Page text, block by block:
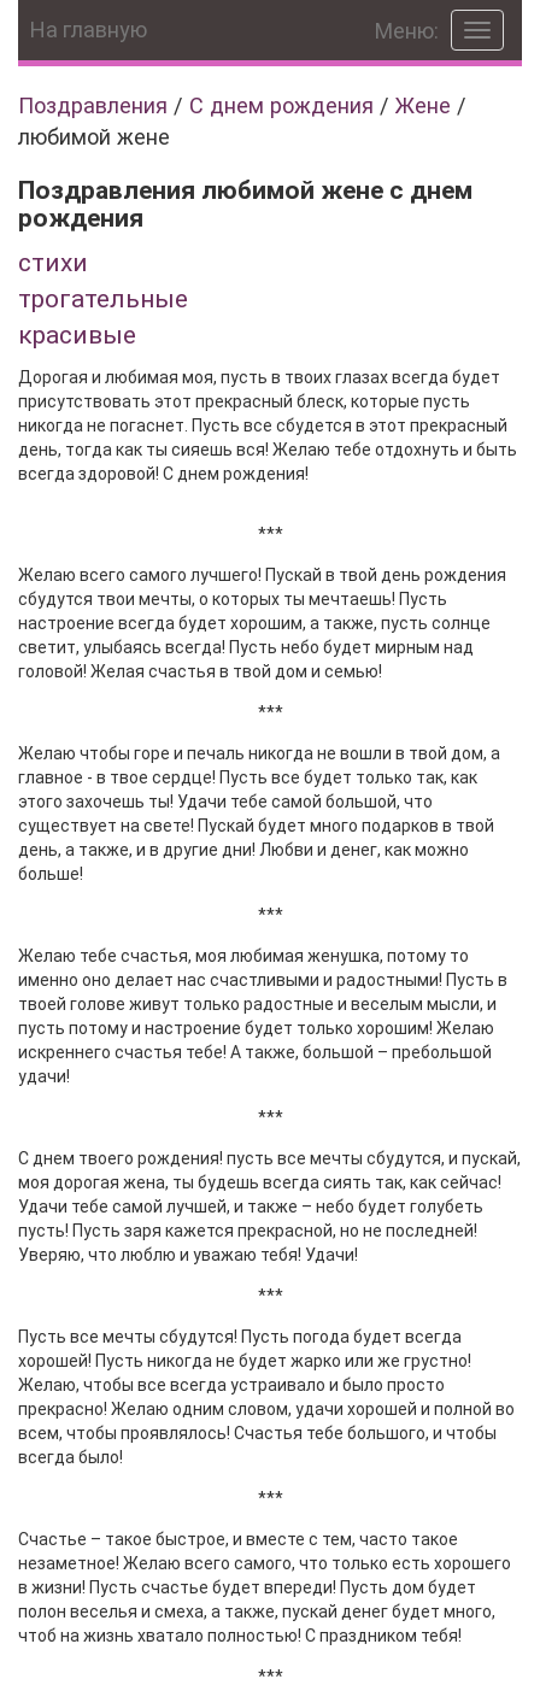
Toggle
На главную Меню:
Поздравления / С днем рождения / Жене /
любимой жене
Поздравления любимой жене с днем
рождения
стихи
трогательные
красивые
Дорогая и любимая моя, пусть в твоих глазах всегда будет
присутствовать этот прекрасный блеск, которые пусть
никогда не погаснет. Пусть все сбудется в этот прекрасный
день, тогда как ты сияешь вся! Желаю тебе отдохнуть и быть
всегда здоровой! С днем рождения!
***
Желаю всего самого лучшего! Пускай в твой день рождения
сбудутся твои мечты, о которых ты мечтаешь! Пусть
настроение всегда будет хорошим, а также, пусть солнце
светит, улыбаясь всегда! Пусть небо будет мирным над
головой! Желая счастья в твой дом и семью!
***
Желаю чтобы горе и печаль никогда не вошли в твой дом, а
главное - в твое сердце! Пусть все будет только так, как
этого захочешь ты! Удачи тебе самой большой, что
существует на свете! Пускай будет много подарков в твой
день, а также, и в другие дни! Любви и денег, как можно
больше!
***
Желаю тебе счастья, моя любимая женушка, потому то
именно оно делает нас счастливыми и радостными! Пусть в
твоей голове живут только радостные и веселым мысли, и
пусть потому и настроение будет только хорошим! Желаю
искреннего счастья тебе! А также, большой – пребольшой
удачи!
***
С днем твоего рождения! пусть все мечты сбудутся, и пускай,
моя дорогая жена, ты будешь всегда сиять так, как сейчас!
Удачи тебе самой лучшей, и также – небо будет голубеть
пусть! Пусть заря кажется прекрасной, но не последней!
Уверяю, что люблю и уважаю тебя! Удачи!
***
Пусть все мечты сбудутся! Пусть погода будет всегда
хорошей! Пусть никогда не будет жарко или же грустно!
Желаю, чтобы все всегда устраивало и было просто
прекрасно! Желаю одним словом, удачи хорошей и полной во
всем, чтобы проявлялось! Счастья тебе большого, и чтобы
всегда было!
***
Счастье – такое быстрое, и вместе с тем, часто такое
незаметное! Желаю всего самого, что только есть хорошего
в жизни! Пусть счастье будет впереди! Пусть дом будет
полон веселья и смеха, а также, пускай денег будет много,
чтоб на жизнь хватало полностью! С праздником тебя!
***